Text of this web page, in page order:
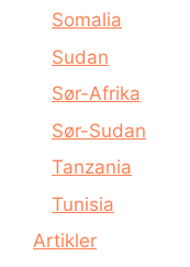
Somalia
Sudan
Sør-Afrika
Sør-Sudan
Tanzania
Tunisia
Artikler